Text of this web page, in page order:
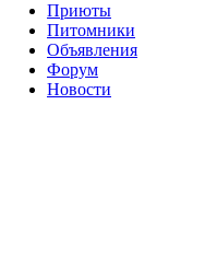
Приюты
Питомники
Объявления
Форум
Новости